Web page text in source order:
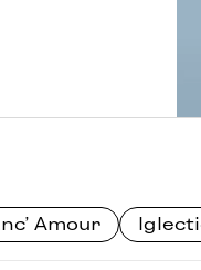
Amour